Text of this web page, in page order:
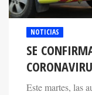
NOTICIAS
SE
Este martes, las